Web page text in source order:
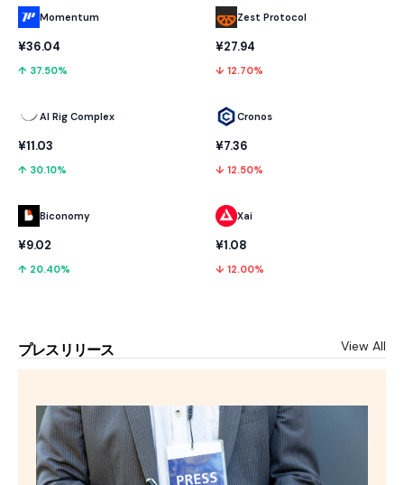
Momentum
¥36.04
↑ 37.50%
AI Rig Complex
¥11.03
↑ 30.10%
Biconomy
¥9.02
↑ 20.40%
Zest Protocol
¥27.94
↓ 12.70%
Cronos
¥7.36
↓ 12.50%
Xai
¥1.08
↓ 12.00%
プレスリリース View All